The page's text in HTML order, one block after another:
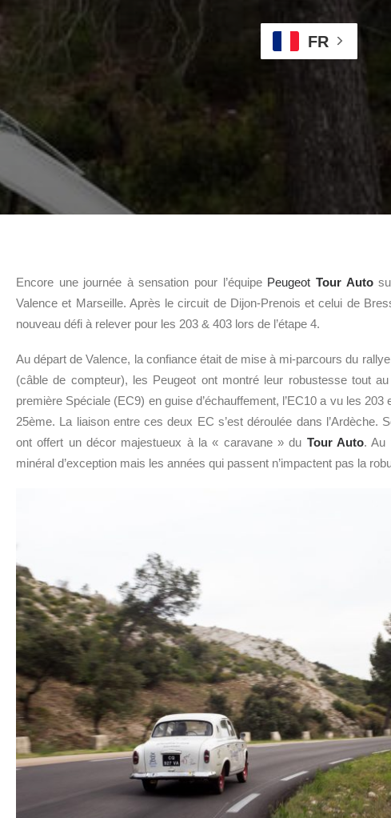
FR
Encore une journée à sensation pour l’équipe Peugeot Tour Auto
Valence et Marseille. Après le circuit de Dijon-Prenois et celui de
nouveau défi à relever pour les 203 & 403 lors de l’étape 4.
Au départ de Valence, la confiance était de mise à mi-parcours du
(câble de compteur), les Peugeot ont montré leur robustesse tout
première Spéciale (EC9) en guise d’échauffement, l’EC10 a vu les
25ème. La liaison entre ces deux EC s’est déroulée dans l’Ardèche.
ont offert un décor majestueux à la « caravane » du Tour Auto. Au
minéral d’exception mais les années qui passent n’impactent pas la